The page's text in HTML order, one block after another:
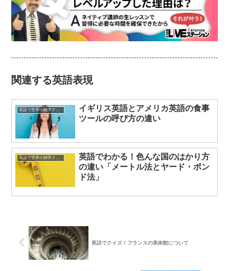
関連する英語表現
イギリス英語とアメリカ英語の食事
ツールの呼び方の違い
英語で世界の雑学クイズ
英語でわかる！色んな国のはかり方
の違い「メートル法とヤード・ポン
ド法」
英語でクイズ！フランスの美術館について